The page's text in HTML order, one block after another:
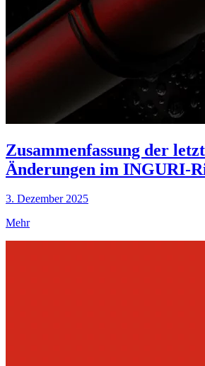
Zusammenfassung der
Änderungen im INGURI-
3. Dezember 2025
Mehr